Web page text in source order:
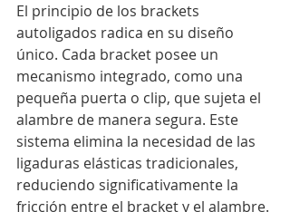
El principio de los brackets
autoligados radica en su diseño
único. Cada bracket posee un
mecanismo integrado, como una
pequeña puerta o clip, que sujeta el
alambre de manera segura. Este
sistema elimina la necesidad de las
ligaduras elásticas tradicionales,
reduciendo significativamente la
fricción entre el bracket y el alambre.